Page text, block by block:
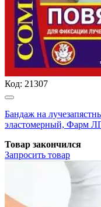
Код: 21307
Бандаж на
эластомерный, Фарм
Товар закончился
Запросить товар